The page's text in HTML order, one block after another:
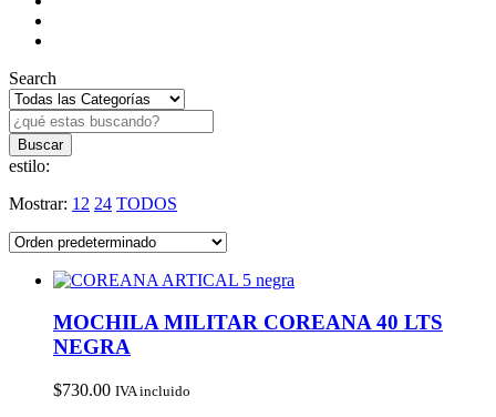
Search
estilo:
Mostrar: 12 24 TODOS
MOCHILA MILITAR COREANA 40 LTS
NEGRA
$730.00 IVA incluido